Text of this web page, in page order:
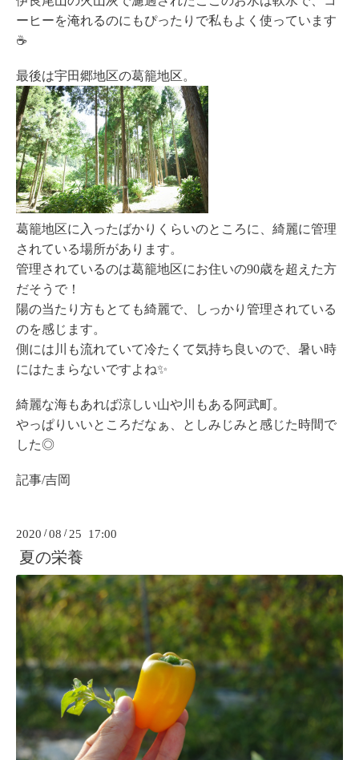
ーヒーを淹れるのにもぴったりで私もよく使っています
☕️
最後は宇田郷地区の葛籠地区。
葛籠地区に入ったばかりくらいのところに、綺麗に管理
されている場所があります。
管理されているのは葛籠地区にお住いの90歳を超えた方
だそうで！
陽の当たり方もとても綺麗で、しっかり管理されている
のを感じます。
側には川も流れていて冷たくて気持ち良いので、暑い時
にはたまらないですよね✨
綺麗な海もあれば涼しい山や川もある阿武町。
やっぱりいいところだなぁ、としみじみと感じた時間で
した◎
記事/吉岡
2020 /08 / 25 17:00
夏の栄養